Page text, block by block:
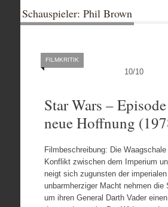
Schauspieler: Phil Brown
10/10
FILMKRITIK
Star Wars –
neue Hoffnung
Filmbeschreibung: Die
Konflikt zwischen dem Imperium
neigt sich zugunsten der
unbarmherziger Macht nehmen die
um ihren General Darth Vader